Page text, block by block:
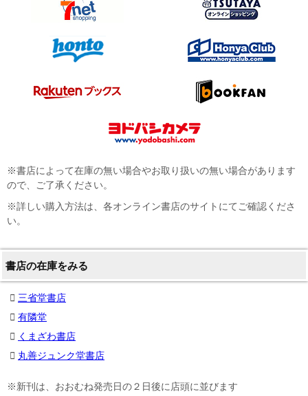
※書店によって在庫の無い場合やお取り扱いの無い場合があります
ので、ご了承ください。
※詳しい購入方法は、各オンライン書店のサイトにてご確認くださ
い。
書店の在庫をみる
三省堂書店
有隣堂
くまざわ書店
丸善ジュンク堂書店
※新刊は、おおむね発売日の２日後に店頭に並びます